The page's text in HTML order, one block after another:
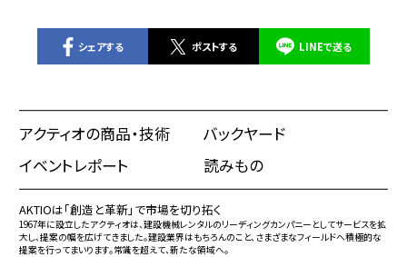
シェアする ポストする LINEで送る
アクティオの商品・技術
バックヤード
イベントレポート
読みもの
AKTIOは「創造と革新」で市場を切り拓く
1967年に設立したアクティオは、建設機械レンタルのリーディングカンパニーとしてサービスを拡
大し、提案の幅を広げてきました。建設業界はもちろんのこと、さまざまなフィールドへ積極的な
提案を行ってまいります。常識を超えて、新たな領域へ。